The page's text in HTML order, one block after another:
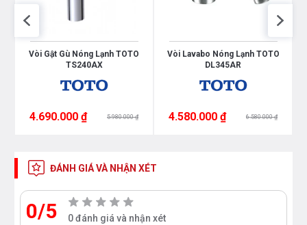
Vòi Gật Gù Nóng Lạnh TOTO
TS240AX
4.690.000 ₫ 5.980.000 ₫
Vòi Lavabo Nóng Lạnh TOTO
DL345AR
4.580.000 ₫ 6.580.000 ₫
ĐÁNH GIÁ VÀ NHẬN XÉT
0/5 0 đánh giá và nhận xét